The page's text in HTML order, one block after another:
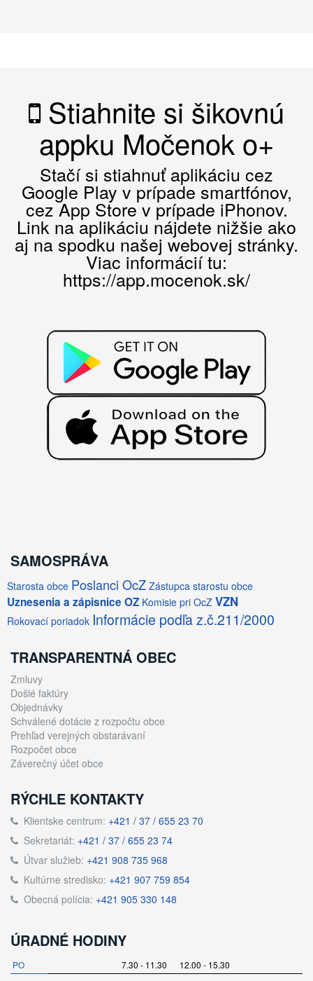
Stiahnite si šikovnú
appku Močenok o+
Stačí si stiahnuť aplikáciu cez
Google Play v prípade smartfónov,
cez App Store v prípade iPhonov.
Link na aplikáciu nájdete nižšie ako
aj na spodku našej webovej stránky.
Viac informácií tu:
https://app.mocenok.sk/
SAMOSPRÁVA
Starosta obce Poslanci OcZ Zástupca starostu obce
Uznesenia a zápisnice OZ Komisie pri OcZ VZN
Rokovací poriadok Informácie podľa z.č.211/2000
TRANSPARENTNÁ OBEC
Zmluvy
Došlé faktúry
Objednávky
Schválené dotácie z rozpočtu obce
Prehľad verejných obstarávaní
Rozpočet obce
Záverečný účet obce
RÝCHLE KONTAKTY
Klientske centrum: +421 / 37 / 655 23 70
Sekretariát: +421 / 37 / 655 23 74
Útvar služieb: +421 908 735 968
Kultúrne stredisko: +421 907 759 854
Obecná polícia: +421 905 330 148
ÚRADNÉ HODINY
PO
7.30 - 11.30 12.00 - 15.30